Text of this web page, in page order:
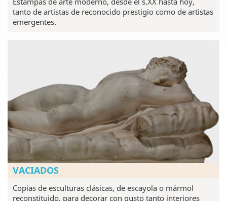
tanto de artistas de reconocido prestigio como de artistas
emergentes.
VACIADOS
Copias de esculturas clásicas, de escayola o mármol
reconstituido, para decorar con gusto tanto interiores